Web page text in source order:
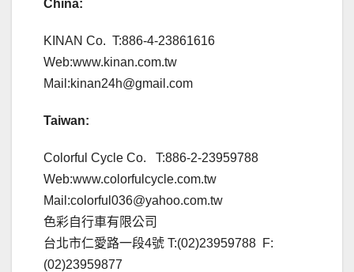
China:
KINAN Co. T:886-4-23861616
Web:www.kinan.com.tw
Mail:kinan24h@gmail.com
Taiwan:
Colorful Cycle Co. T:886-2-23959788
Web:www.colorfulcycle.com.tw
Mail:colorful036@yahoo.com.tw
色彩自行車有限公司
台北市仁愛路一段4號 T:(02)23959788 F:
(02)23959877